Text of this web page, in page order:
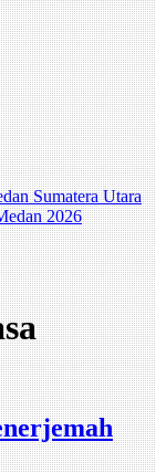
Sumatera Utara
2026